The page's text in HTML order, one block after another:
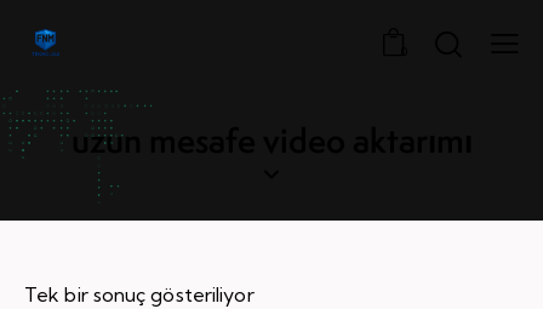
uzun mesafe video aktarımı
Tek bir sonuç gösteriliyor